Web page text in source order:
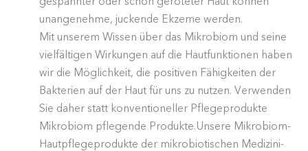
unange­nehme, juckende Ekzeme werden.
Mit unserem Wissen über das Mikrobiom und seine
vielfäl­tigen Wirkungen auf die Hautfunk­tionen haben
wir die Möglichkeit, die positiven Fähig­keiten der
Bakterien auf der Haut für uns zu nutzen. Verwenden
Sie daher statt konven­tio­neller Pflege­pro­dukte
Mikrobiom pflegende Produkte.Unsere Mikrobiom-
Hautpfle­ge­pro­dukte der mikro­bio­ti­schen Medizi­ni­